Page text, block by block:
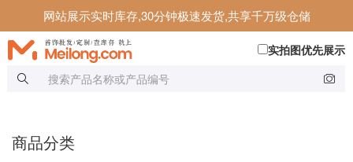
网站展示实时库存,30分钟极速发货,共享千万级仓储
实拍图优先展示
商品分类